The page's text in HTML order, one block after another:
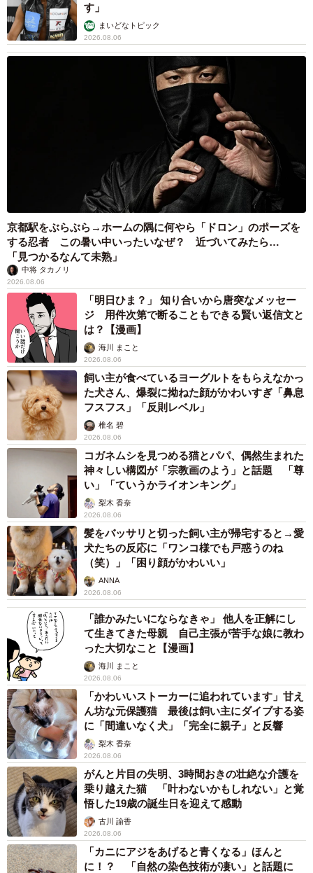
ちなみにAさん、現在は夫の収入とAさんのパートで年収
1100万弱です。以前に住んでいたところより、私立といえ
ども幼稚園の保育料は安くなり、車は維持していますが駐
車場代が「都心一等地と比べたら格安」だそうで、全体的
に家計費を絞ることができました。でもAさんは不満そ
「不満ですよ。必死に勉強して薬剤師の資格を取ったの
は、将来仕事に困らないように、少しでも高い時給を得ら
れるようにと思ったからです。夫は公立から進学校の都立
に進んで、遊びたいのを我慢して一生懸命勉強して国立に
入ったんです。それで高年収の企業づとめが叶ったんです
よ？」
周りが遊びに夢中なときも、我慢して勉強に励んで得た学
歴や資格、それらを活かして高年収の企業に就職し、そこ
でも必死に働いてきたからこそ「年収1000万を越えた」の
に、真っ当に頑張ってきた結果は高い税金をとられ、所得
制限にひっかかり助成金や手当のほとんどはもらえない状
態。そこが納得いかないのだと言います。
「頑張り損でしょ？こういうのを子育て罰って言うんです
よ」とAさん。
子育て罰。なんとも厳しい響きですね。
Aさんは「身の丈にあった生活ってよく言いますよね。でも
年収1000万円をこえた辺りから、なぜか身の丈がわからな
くなっちゃったんです」どこか納得がいかない表情のま
ま、ぽつりと言いました。
◇ ◇
「家計の金融行動に関する世論調査（二人世帯）」（金融
公報中央委員会）の調査では、年収1000万円～1200万円で
貯蓄がない家庭が実に10%もいます。年収1000万円を越え
ても、子どもがいて都心部に住み、少し背伸びをした生活
をすれば、実際に家計が破綻することさえ、ないとは言え
ません。
年収1000万円。それは多くの人が「あったらいいな」と思
う収入の希望であると同時に、都心部で共働きともなれば
珍しいというわけでもなく、かといって富裕層には届かな
い、なんとも微妙なラインなのです。
す」
まいどなトピック
2026.08.06
京都駅をぶらぶら→ホームの隅に何やら「ドロン」のポーズを
する忍者 この暑い中いったいなぜ？ 近づいてみたら…
「見つかるなんて未熟」
中将 タカノリ
2026.08.06
「明日ひま？」 知り合いから唐突なメッセー
ジ 用件次第で断ることもできる賢い返信文と
は？【漫画】
海川 まこと
2026.08.06
飼い主が食べているヨーグルトをもらえなかっ
た犬さん、爆裂に拗ねた顔がかわいすぎ「鼻息
フスフス」「反則レベル」
椎名 碧
2026.08.06
コガネムシを見つめる猫とパパ、偶然生まれた
神々しい構図が「宗教画のよう」と話題 「尊
い」「ていうかライオンキング」
梨木 香奈
2026.08.06
髪をバッサリと切った飼い主が帰宅すると→愛
犬たちの反応に「ワンコ様でも戸惑うのね
（笑）」「困り顔がかわいい」
ANNA
2026.08.06
「誰かみたいにならなきゃ」 他人を正解にし
て生きてきた母親 自己主張が苦手な娘に教わ
った大切なこと【漫画】
海川 まこと
2026.08.06
「かわいいストーカーに追われています」甘え
ん坊な元保護猫 最後は飼い主にダイブする姿
に「間違いなく犬」「完全に親子」と反響
梨木 香奈
2026.08.06
がんと片目の失明、3時間おきの壮絶な介護を
乗り越えた猫 「叶わないかもしれない」と覚
悟した19歳の誕生日を迎えて感動
古川 諭香
2026.08.06
「カニにアジをあげると青くなる」ほんと
に！？ 「自然の染色技術が凄い」と話題に